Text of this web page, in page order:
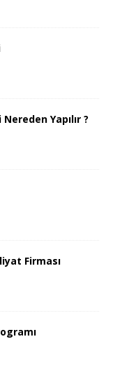
Yapılır ?
Firması